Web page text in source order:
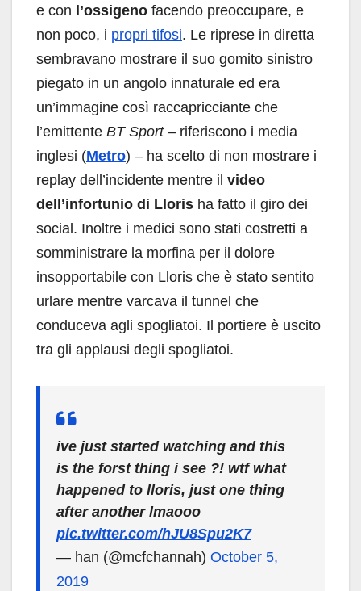
e con l’ossigeno facendo preoccupare, e
non poco, i propri tifosi. Le riprese in diretta
sembravano mostrare il suo gomito sinistro
piegato in un angolo innaturale ed era
un’immagine così raccapricciante che
l’emittente BT Sport – riferiscono i media
inglesi (Metro) – ha scelto di non mostrare i
replay dell’incidente mentre il video
dell’infortunio di Lloris ha fatto il giro dei
social. Inoltre i medici sono stati costretti a
somministrare la morfina per il dolore
insopportabile con Lloris che è stato sentito
urlare mentre varcava il tunnel che
conduceva agli spogliatoi. Il portiere è uscito
tra gli applausi degli spogliatoi.
ive just started watching and this
is the forst thing i see ?! wtf what
happened to lloris, just one thing
after another lmaooo
pic.twitter.com/hJU8Spu2K7
— han (@mcfchannah) October 5,
2019